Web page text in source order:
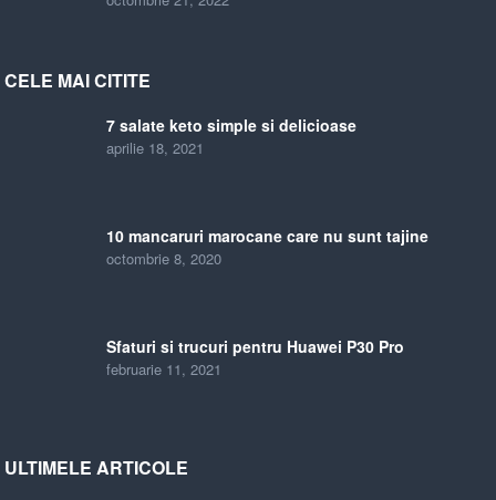
CELE MAI CITITE
7 salate keto simple si delicioase
aprilie 18, 2021
10 mancaruri marocane care nu sunt tajine
octombrie 8, 2020
Sfaturi si trucuri pentru Huawei P30 Pro
februarie 11, 2021
ULTIMELE ARTICOLE